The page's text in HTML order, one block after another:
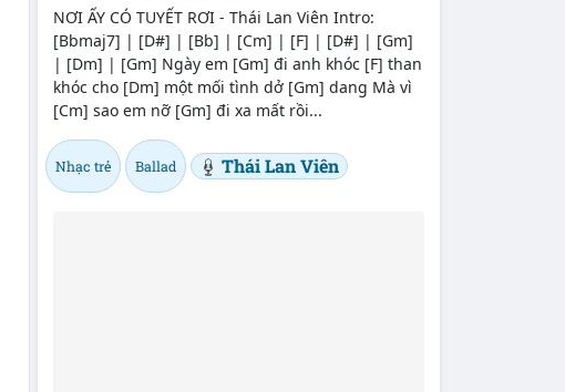
NƠI ẤY CÓ TUYẾT RƠI - Thái Lan Viên Intro:
[Bbmaj7] | [D#] | [Bb] | [Cm] | [F] | [D#] | [Gm]
| [Dm] | [Gm] Ngày em [Gm] đi anh khóc [F] than
khóc cho [Dm] một mối tình dở [Gm] dang Mà vì
[Cm] sao em nỡ [Gm] đi xa mất rồi...
Nhạc trẻ Ballad Thái Lan Viên